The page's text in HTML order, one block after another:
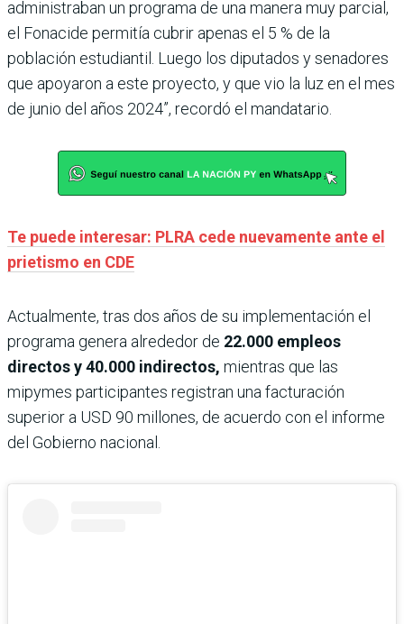
administraban un programa de una manera muy parcial,
el Fonacide permitía cubrir apenas el 5 % de la
población estudiantil. Luego los diputados y senadores
que apoyaron a este proyecto, y que vio la luz en el mes
de junio del años 2024”, recordó el mandatario.
Te puede interesar: PLRA cede nuevamente ante el
prietismo en CDE
Actualmente, tras dos años de su implementación el
programa genera alrededor de 22.000 empleos
directos y 40.000 indirectos, mientras que las
mipymes participantes registran una facturación
superior a USD 90 millones, de acuerdo con el informe
del Gobierno nacional.